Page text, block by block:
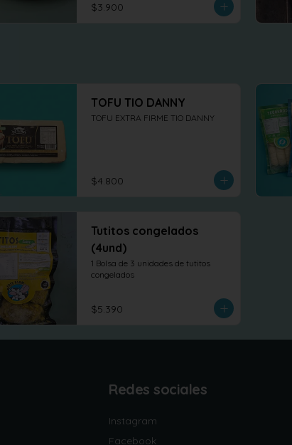
$3.900
TOFU TIO DANNY
TOFU EXTRA FIRME TIO DANNY
$4.800
Tutitos congelados
(4und)
1 Bolsa de 3 unidades de tutitos
congelados
$5.390
Redes sociales
Instagram
Facebook